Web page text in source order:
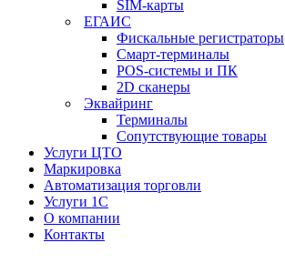
SIM-карты
ЕГАИС
Фискальные регистраторы
Смарт-терминалы
POS-системы и ПК
2D сканеры
Эквайринг
Терминалы
Сопутствующие товары
Услуги ЦТО
Маркировка
Автоматизация торговли
Услуги 1С
О компании
Контакты